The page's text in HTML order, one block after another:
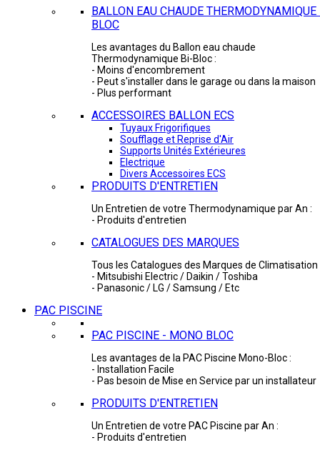
BALLON EAU CHAUDE
BLOC
Les avantages du Ballon eau chaude
Thermodynamique Bi-Bloc :
- Moins d'encombrement
- Peut s'installer dans le garage ou dans la maison
- Plus performant
ACCESSOIRES BALLON ECS
Tuyaux Frigorifiques
Soufflage et Reprise d'Air
Supports Unités Extérieures
Electrique
Divers Accessoires ECS
PRODUITS D'ENTRETIEN
Un Entretien de votre Thermodynamique par An :
- Produits d'entretien
CATALOGUES DES MARQUES
Tous les Catalogues des Marques de Climatisation
- Mitsubishi Electric / Daikin / Toshiba
- Panasonic / LG / Samsung / Etc
PAC PISCINE
PAC PISCINE - MONO BLOC
Les avantages de la PAC Piscine Mono-Bloc :
- Installation Facile
- Pas besoin de Mise en Service par un installateur
PRODUITS D'ENTRETIEN
Un Entretien de votre PAC Piscine par An :
- Produits d'entretien